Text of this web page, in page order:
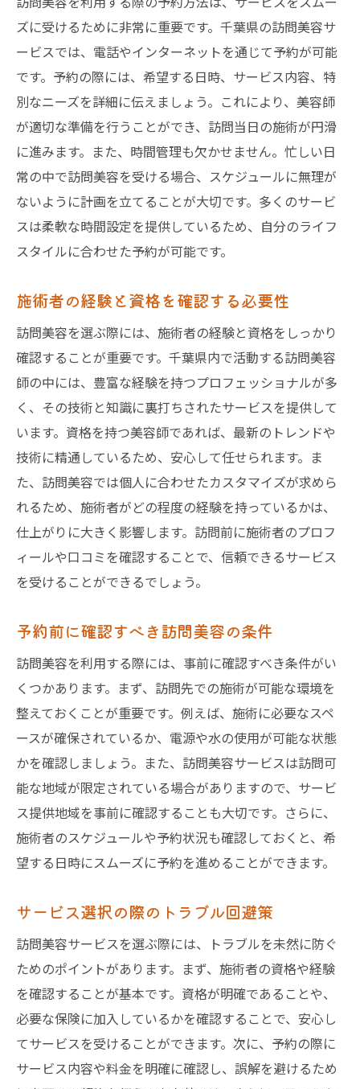
ズに受けるために非常に重要です。千葉県の訪問美容サ
ービスでは、電話やインターネットを通じて予約が可能
です。予約の際には、希望する日時、サービス内容、特
別なニーズを詳細に伝えましょう。これにより、美容師
が適切な準備を行うことができ、訪問当日の施術が円滑
に進みます。また、時間管理も欠かせません。忙しい日
常の中で訪問美容を受ける場合、スケジュールに無理が
ないように計画を立てることが大切です。多くのサービ
スは柔軟な時間設定を提供しているため、自分のライフ
スタイルに合わせた予約が可能です。
施術者の経験と資格を確認する必要性
訪問美容を選ぶ際には、施術者の経験と資格をしっかり
確認することが重要です。千葉県内で活動する訪問美容
師の中には、豊富な経験を持つプロフェッショナルが多
く、その技術と知識に裏打ちされたサービスを提供して
います。資格を持つ美容師であれば、最新のトレンドや
技術に精通しているため、安心して任せられます。ま
た、訪問美容では個人に合わせたカスタマイズが求めら
れるため、施術者がどの程度の経験を持っているかは、
仕上がりに大きく影響します。訪問前に施術者のプロフ
ィールや口コミを確認することで、信頼できるサービス
を受けることができるでしょう。
予約前に確認すべき訪問美容の条件
訪問美容を利用する際には、事前に確認すべき条件がい
くつかあります。まず、訪問先での施術が可能な環境を
整えておくことが重要です。例えば、施術に必要なスペ
ースが確保されているか、電源や水の使用が可能な状態
かを確認しましょう。また、訪問美容サービスは訪問可
能な地域が限定されている場合がありますので、サービ
ス提供地域を事前に確認することも大切です。さらに、
施術者のスケジュールや予約状況も確認しておくと、希
望する日時にスムーズに予約を進めることができます。
サービス選択の際のトラブル回避策
訪問美容サービスを選ぶ際には、トラブルを未然に防ぐ
ためのポイントがあります。まず、施術者の資格や経験
を確認することが基本です。資格が明確であることや、
必要な保険に加入しているかを確認することで、安心し
てサービスを受けることができます。次に、予約の際に
サービス内容や料金を明確に確認し、誤解を避けるため